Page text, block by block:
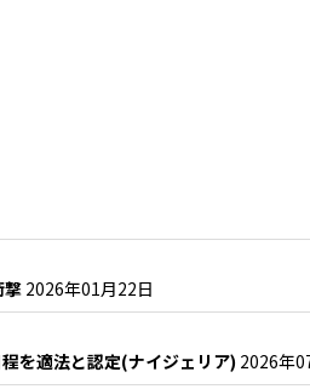
撃 2026年01月22日
を適法と認定(ナイジェリア) 2026年